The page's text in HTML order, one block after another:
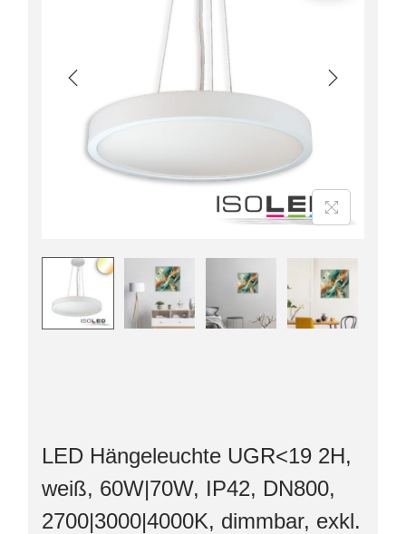
LED Hängeleuchte UGR<19 2H,
weiß, 60W|70W, IP42, DN800,
2700|3000|4000K, dimmbar, exkl.